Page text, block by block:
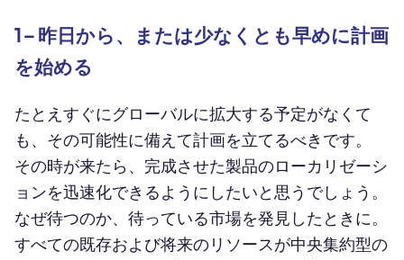
1 – 昨日から、または少なくとも早めに計画
を始める
たとえすぐにグローバルに拡大する予定がなくて
も、その可能性に備えて計画を立てるべきです。
その時が来たら、完成させた製品のローカリゼーシ
ョンを迅速化できるようにしたいと思うでしょう。
なぜ待つのか、待っている市場を発見したときに。
すべての既存および将来のリソースが中央集約型の